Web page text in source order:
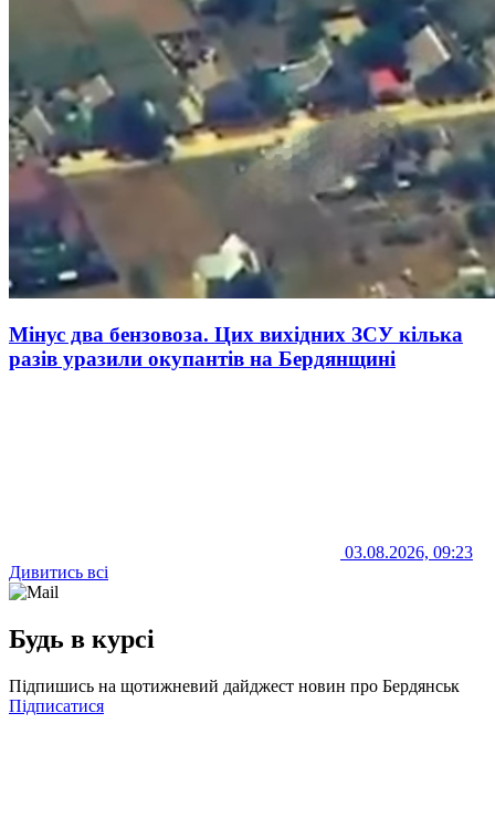
Мінус два бензовоза. Цих вихідних ЗСУ кілька
разів уразили окупантів на Бердянщині
03.08.2026, 09:23
Дивитись всі
Будь в курсі
Підпишись на щотижневий дайджест новин про Бердянськ
Підписатися